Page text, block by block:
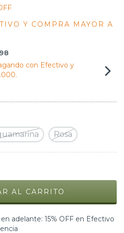
Y COMPRA MAYOR A
con Efectivo y
Rosa
adelante: 15% OFF en Efectivo